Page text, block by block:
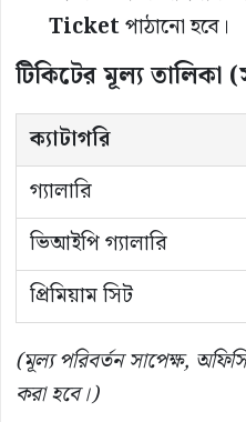
Ticketপাঠানো হবে।
টিকিটের মূল্য তালিকা
ক্যাটাগরি
গ্যালারি
ভিআইপি গ্যালারি
প্রিমিয়াম সিট
(মূল্য পরিবর্তন সাপেক্ষ,
করা হবে।)